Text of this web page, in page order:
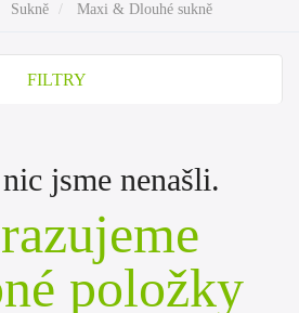
Sukně Maxi & Dlouhé sukně
FILTRY
jsme nenašli.
položky